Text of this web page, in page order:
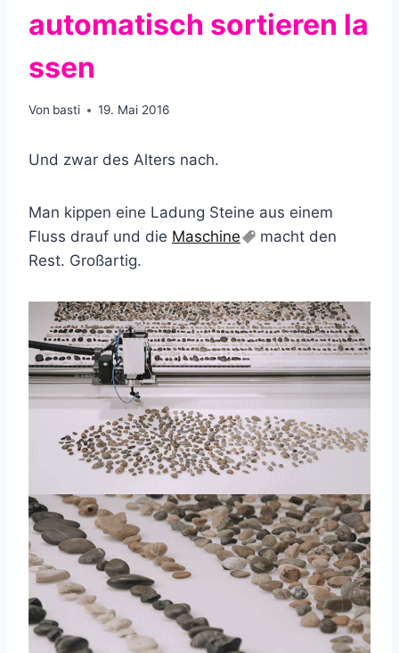
automatisch sortieren la
ssen
Von basti 19. Mai 2016
Und zwar des Alters nach.
Man kippen eine Ladung Steine aus einem
Fluss drauf und die Maschine
macht den
Rest. Großartig.